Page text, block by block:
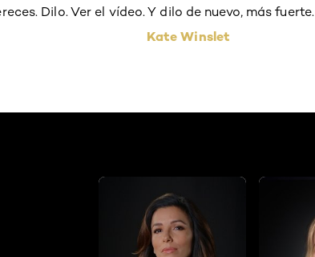
Dilo. Ver el vídeo. Y dilo de nuevo, más fuerte.
Kate Winslet